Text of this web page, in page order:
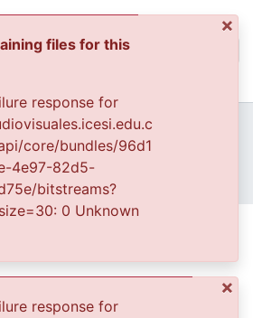
All of DSpace
Statistics
Archivo del Patrimonio Fotográfico y Fílmico del Valle del Cauca
Municipios del Valle del Cauca
Municipios del Valle del Cauca
Niño Jorge Alvarado. San Pedro
San Pedro
×
files for this
response for
core/bundles/96d1
4e97-82d5-
bitstreams?
0 Unknown
×
response for